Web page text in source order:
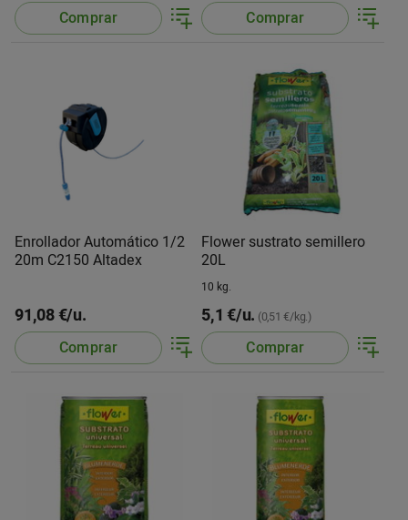
Comprar Comprar
Enrollador Automático 1/2
20m C2150 Altadex
91,08 €/u.
Comprar
Flower sustrato semillero
20L
10 kg.
5,1 €/u. (0,51 €/kg.)
Comprar